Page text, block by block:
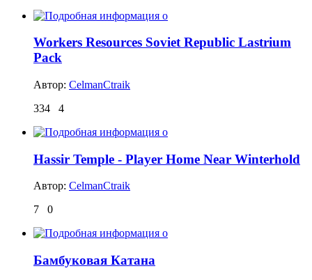
Workers Resources Soviet Republic Lastrium
Pack
Автор: CelmanCtraik
334
4
Hassir Temple - Player Home Near Winterhold
Автор: CelmanCtraik
7
0
Бамбуковая Катана